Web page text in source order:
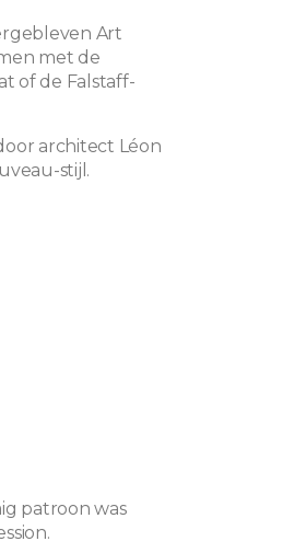
Art
met de
of de Falstaff-
architect Léon
stijl.
patroon was